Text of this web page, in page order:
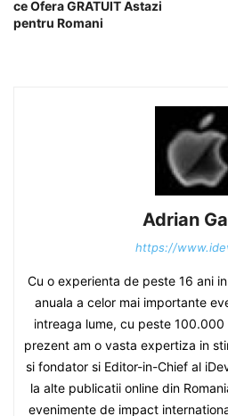
ce Ofera GRATUIT Astazi
pentru Romani
Adrian
https://
Cu o experienta de peste 16 ani
anuala a celor mai importante
intreaga lume, cu peste
prezent am o vasta expertiza in
si fondator si Editor-in-Chief al
la alte publicatii online din
evenimente de impact